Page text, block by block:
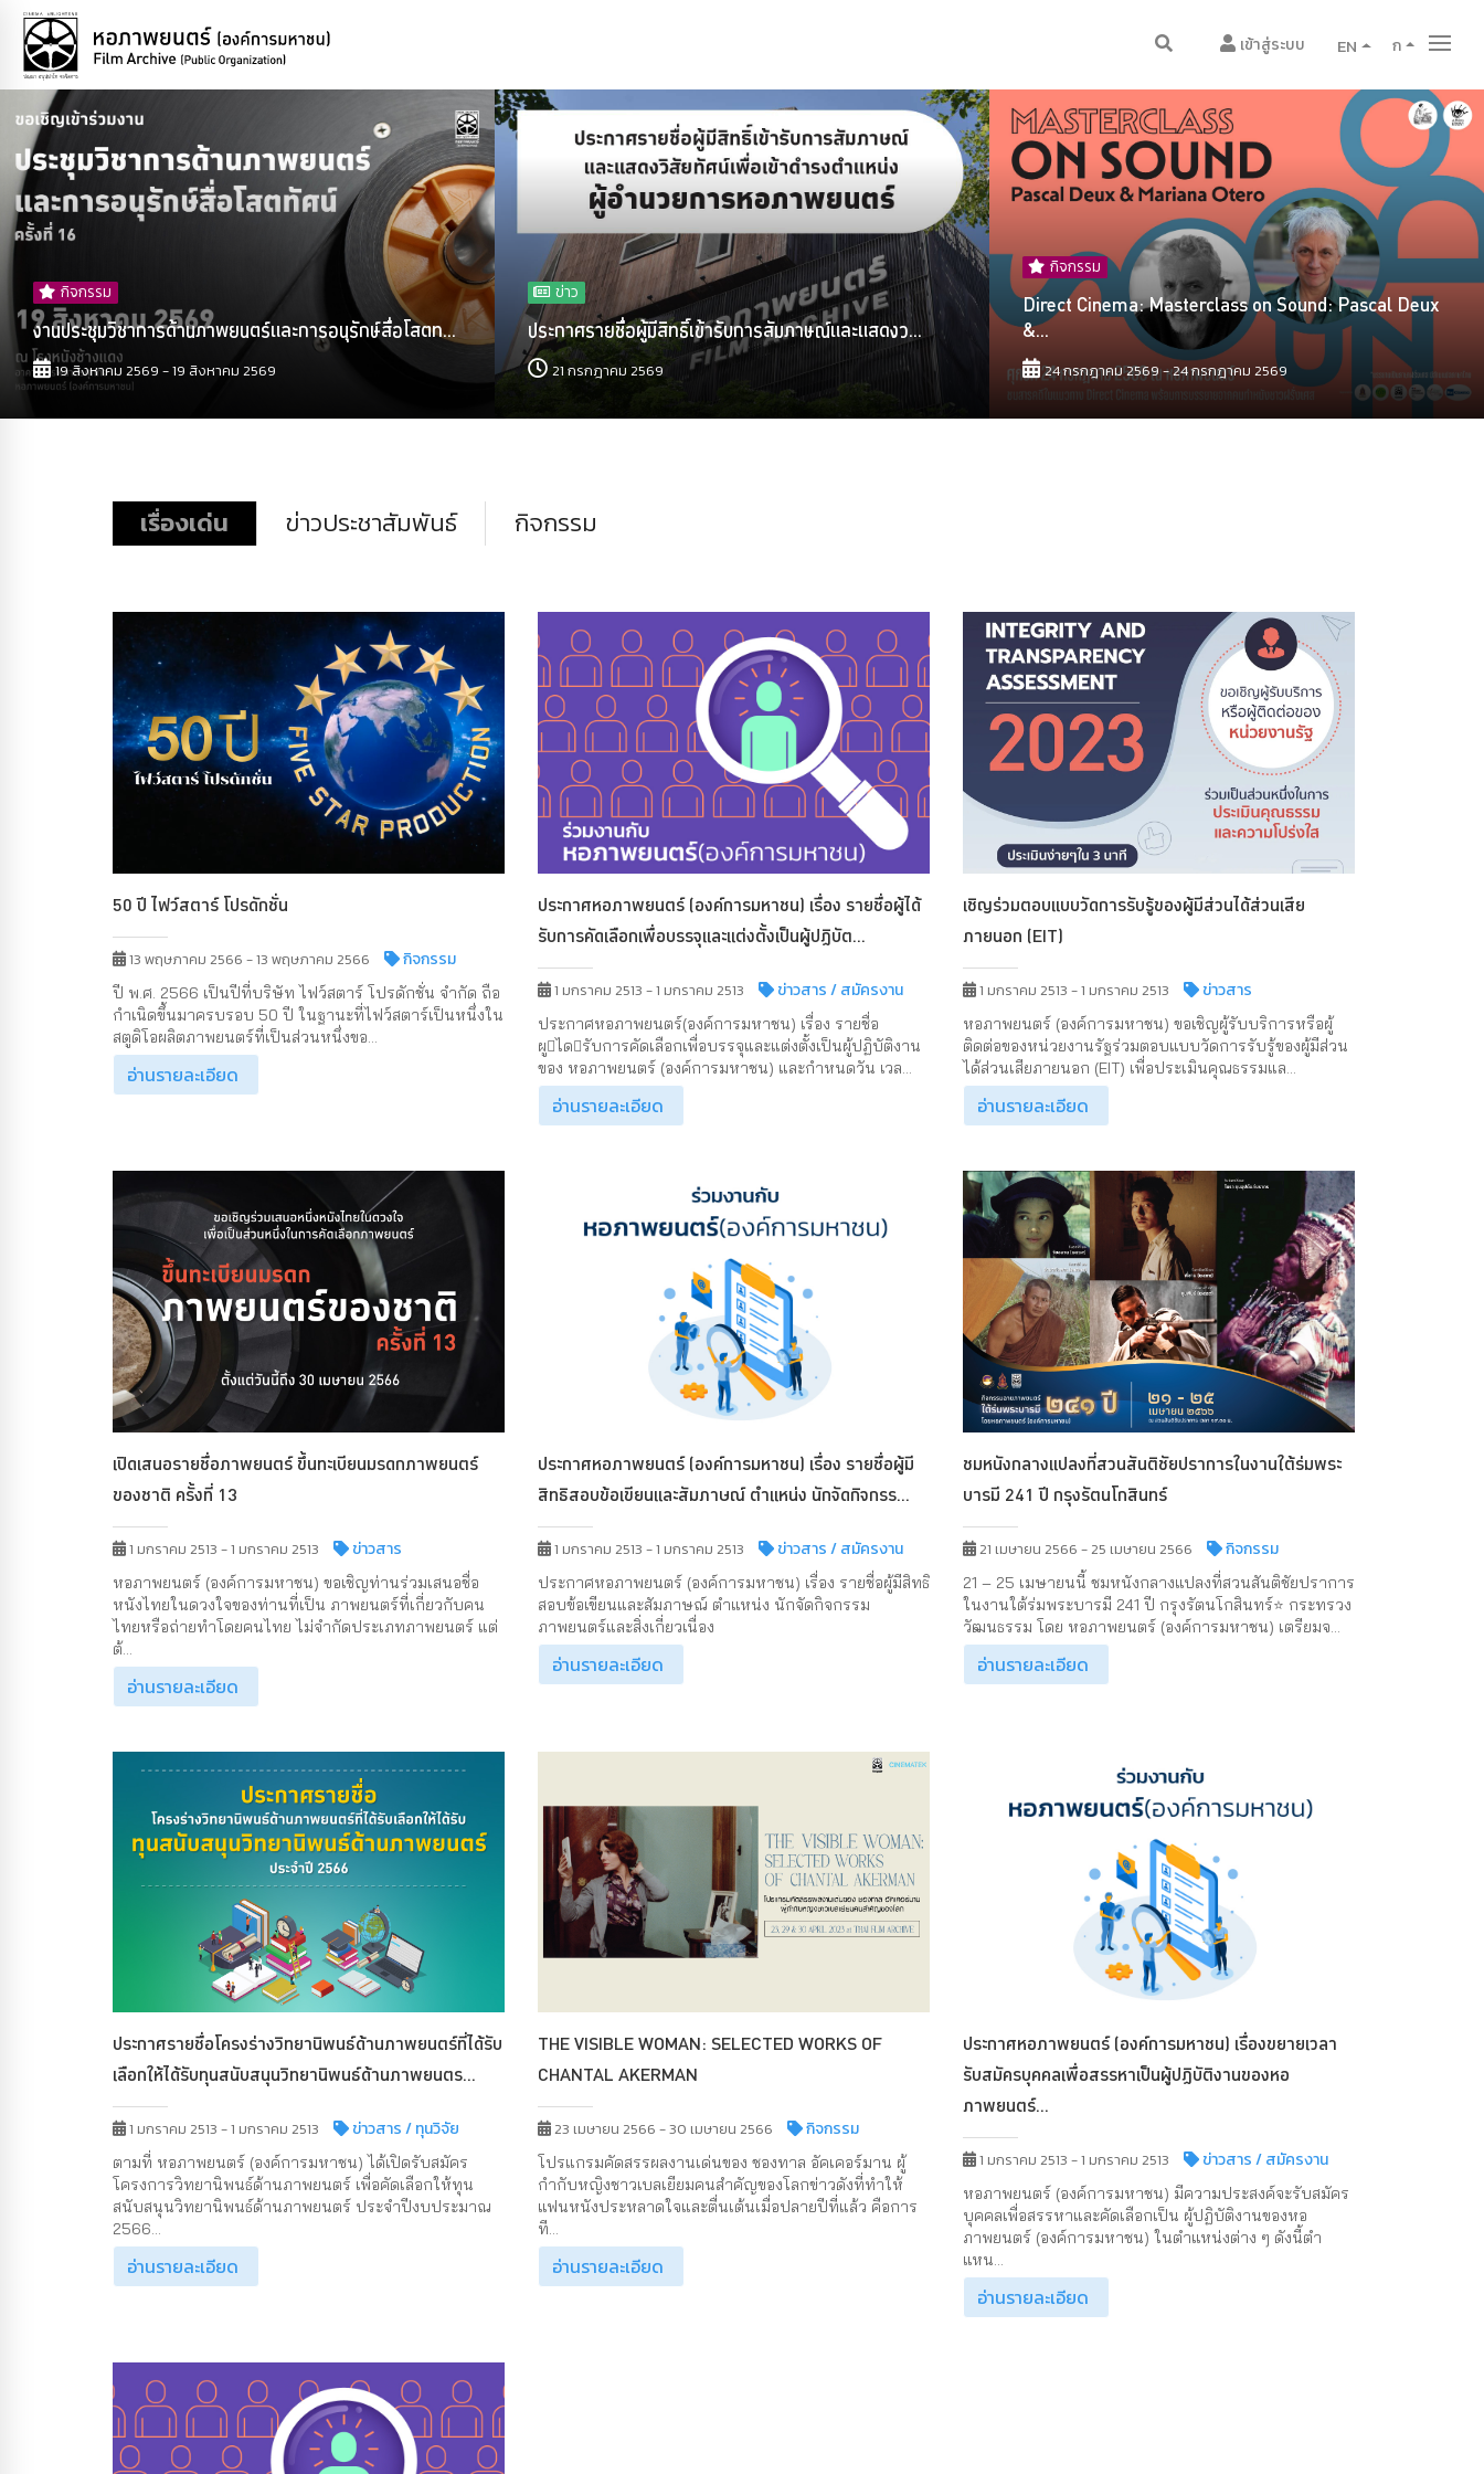
เข้าสู่ระบบ EN ก
กิจกรรม
งานประชุมวิชาการด้านภาพยนตร์และการอนุรักษ์สื่อโสตท...
19 สิงหาคม 2569 - 19 สิงหาคม 2569
ข่าว
ประกาศรายชื่อผู้มีสิทธิ์เข้ารับการสัมภาษณ์และแสดงว...
21 กรกฎาคม 2569
กิจกรรม
Direct Cinema: Masterclass on Sound: Pascal Deux
&...
24 กรกฎาคม 2569 - 24 กรกฎาคม 2569
เรื่องเด่น ข่าวประชาสัมพันธ์ กิจกรรม
50 ปี ไฟว์สตาร์ โปรดักชั่น
13 พฤษภาคม 2566 - 13 พฤษภาคม 2566 กิจกรรม
ปี พ.ศ. 2566 เป็นปีที่บริษัท ไฟว์สตาร์ โปรดักชั่น จำกัด ถือ
กำเนิดขึ้นมาครบรอบ 50 ปี ในฐานะที่ไฟว์สตาร์เป็นหนึ่งใน
สตูดิโอผลิตภาพยนตร์ที่เป็นส่วนหนึ่งขอ...
อ่านรายละเอียด
ประกาศหอภาพยนตร์ (องค์การมหาชน) เรื่อง รายชื่อผู้ได้
รับการคัดเลือกเพื่อบรรจุและแต่งตั้งเป็นผู้ปฏิบัต...
1 มกราคม 2513 - 1 มกราคม 2513 ข่าวสาร/ สมัครงาน
ประกาศหอภาพยนตร์(องค์การมหาชน) เรื่อง รายชื่อ
ผูไดรับการคัดเลือกเพื่อบรรจุและแต่งตั้งเป็นผู้ปฏิบัติงาน
ของ หอภาพยนตร์ (องค์การมหาชน) และกําหนดวัน เวล...
อ่านรายละเอียด
เชิญร่วมตอบแบบวัดการรับรู้ของผู้มีส่วนได้ส่วนเสีย
ภายนอก (EIT)
1 มกราคม 2513 - 1 มกราคม 2513 ข่าวสาร
หอภาพยนตร์ (องค์การมหาชน) ขอเชิญผู้รับบริการหรือผู้
ติดต่อของหน่วยงานรัฐร่วมตอบแบบวัดการรับรู้ของผู้มีส่วน
ได้ส่วนเสียภายนอก (EIT) เพื่อประเมินคุณธรรมแล...
อ่านรายละเอียด
เปิดเสนอรายชื่อภาพยนตร์ ขึ้นทะเบียนมรดกภาพยนตร์
ของชาติ ครั้งที่ 13
1 มกราคม 2513 - 1 มกราคม 2513 ข่าวสาร
หอภาพยนตร์ (องค์การมหาชน) ขอเชิญท่านร่วมเสนอชื่อ
หนังไทยในดวงใจของท่านที่เป็น ภาพยนตร์ที่เกี่ยวกับคน
ไทยหรือถ่ายทำโดยคนไทย ไม่จำกัดประเภทภาพยนตร์ แต่
ต้...
อ่านรายละเอียด
ประกาศหอภาพยนตร์ (องค์การมหาชน) เรื่อง รายชื่อผู้มี
สิทธิสอบข้อเขียนและสัมภาษณ์ ตำแหน่ง นักจัดกิจกรร...
1 มกราคม 2513 - 1 มกราคม 2513 ข่าวสาร/ สมัครงาน
ประกาศหอภาพยนตร์ (องค์การมหาชน) เรื่อง รายชื่อผู้มีสิทธิ
สอบข้อเขียนและสัมภาษณ์ ตำแหน่ง นักจัดกิจกรรม
ภาพยนตร์และสิ่งเกี่ยวเนื่อง
อ่านรายละเอียด
ชมหนังกลางแปลงที่สวนสันติชัยปราการในงานใต้ร่มพระ
บารมี 241 ปี กรุงรัตนโกสินทร์
21 เมษายน 2566 - 25 เมษายน 2566 กิจกรรม
21 – 25 เมษายนนี้ ชมหนังกลางแปลงที่สวนสันติชัยปราการ
ในงานใต้ร่มพระบารมี 241 ปี กรุงรัตนโกสินทร์⭐ กระทรวง
วัฒนธรรม โดย หอภาพยนตร์ (องค์การมหาชน) เตรียมจ...
อ่านรายละเอียด
ประกาศรายชื่อโครงร่างวิทยานิพนธ์ด้านภาพยนตร์ที่ได้รับ
เลือกให้ได้รับทุนสนับสนุนวิทยานิพนธ์ด้านภาพยนตร...
1 มกราคม 2513 - 1 มกราคม 2513 ข่าวสาร/ ทุนวิจัย
ตามที่ หอภาพยนตร์ (องค์การมหาชน) ได้เปิดรับสมัคร
โครงการวิทยานิพนธ์ด้านภาพยนตร์ เพื่อคัดเลือกให้ทุน
สนับสนุนวิทยานิพนธ์ด้านภาพยนตร์ ประจำปีงบประมาณ
2566...
อ่านรายละเอียด
THE VISIBLE WOMAN: SELECTED WORKS OF
CHANTAL AKERMAN
23 เมษายน 2566 - 30 เมษายน 2566 กิจกรรม
โปรแกรมคัดสรรผลงานเด่นของ ชองทาล อัคเคอร์มาน ผู้
กำกับหญิงชาวเบลเยียมคนสำคัญของโลกข่าวดังที่ทำให้
แฟนหนังประหลาดใจและตื่นเต้นเมื่อปลายปีที่แล้ว คือการ
ที...
อ่านรายละเอียด
ประกาศหอภาพยนตร์ (องค์การมหาชน) เรื่องขยายเวลา
รับสมัครบุคคลเพื่อสรรหาเป็นผู้ปฏิบัติงานของหอ
ภาพยนตร์...
1 มกราคม 2513 - 1 มกราคม 2513 ข่าวสาร/ สมัครงาน
หอภาพยนตร์ (องค์การมหาชน) มีความประสงค์จะรับสมัคร
บุคคลเพื่อสรรหาและคัดเลือกเป็น ผู้ปฏิบัติงานของหอ
ภาพยนตร์ (องค์การมหาชน) ในตำแหน่งต่าง ๆ ดังนี้ตำ
แหน...
อ่านรายละเอียด